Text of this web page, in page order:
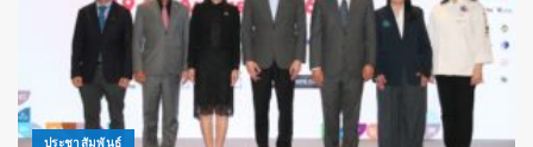
ประชาสัมพันธ์